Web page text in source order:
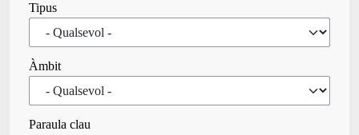
Tipus
Àmbit
Paraula clau